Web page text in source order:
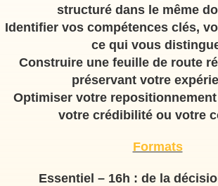
structuré dans le même
Identifier vos compétences clés,
ce qui vous
Construire une feuille de route
préservant votre
Optimiser votre
votre crédibilité ou votre
Formats
Essentiel – 16h : de la